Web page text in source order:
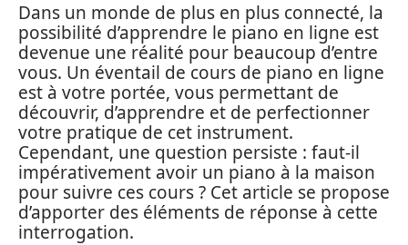
Dans un monde de plus en plus connecté, la
possibilité d’apprendre le piano en ligne est
devenue une réalité pour beaucoup d’entre
vous. Un éventail de cours de piano en ligne
est à votre portée, vous permettant de
découvrir, d’apprendre et de perfectionner
votre pratique de cet instrument.
Cependant, une question persiste : faut-il
impérativement avoir un piano à la maison
pour suivre ces cours ? Cet article se propose
d’apporter des éléments de réponse à cette
interrogation.